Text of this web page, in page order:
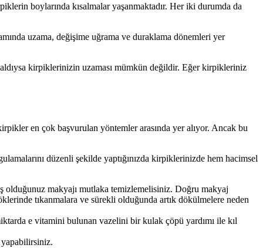
boylarında kısalmalar yaşanmaktadır. Her iki durumda da
uzama, değişime uğrama ve duraklama dönemleri yer
kirpiklerinizin uzaması mümkün değildir. Eğer kirpikleriniz
en çok başvurulan yöntemler arasında yer alıyor. Ancak bu
düzenli şekilde yaptığınızda kirpiklerinizde hem hacimsel
makyajı mutlaka temizlemelisiniz. Doğru makyaj
tıkanmalara ve sürekli olduğunda artık dökülmelere neden
e vitamini bulunan vazelini bir kulak çöpü yardımı ile kıl